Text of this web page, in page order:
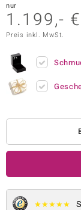
Paraíso
Collection
nur
1.199,- €
Preis inkl. MwSt.
★★★★★